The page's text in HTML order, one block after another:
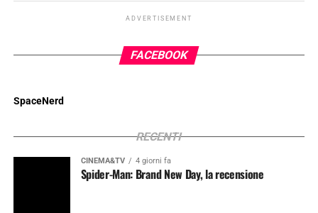
ADVERTISEMENT
FACEBOOK
SpaceNerd
RECENTI
CINEMA&TV 4 giorni fa
Spider-Man: Brand New Day, la recensione